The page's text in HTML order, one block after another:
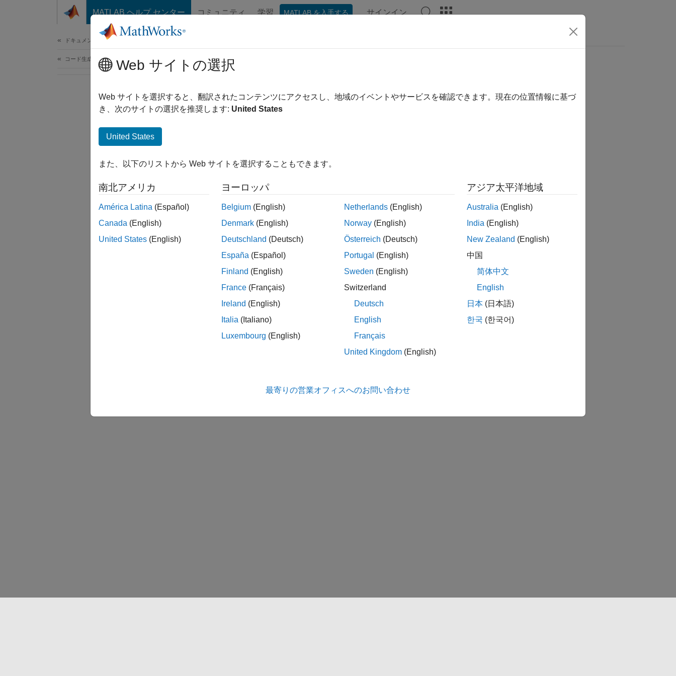
コンテンツへスキップ
MATLAB ヘルプ センター コミュニティ 学習 MATLAB を入手する サインイン
ドキュメンテーションのホーム
コード生成 Web サイトの選択
Web サイトを選択すると、翻訳されたコンテンツにアクセスし、地域のイベントやサービスを確認できます。現在の位置情報に基づ
き、次のサイトの選択を推奨します: United States
United States
また、以下のリストから Web サイトを選択することもできます。
南北アメリカ
América Latina (Español)
Canada (English)
United States (English)
ヨーロッパ
Belgium (English)
Denmark (English)
Deutschland (Deutsch)
España (Español)
Finland (English)
France (Français)
Ireland (English)
Italia (Italiano)
Luxembourg (English)
Netherlands (English)
Norway (English)
Österreich (Deutsch)
Portugal (English)
Sweden (English)
Switzerland
Deutsch
English
Français
United Kingdom (English)
アジア太平洋地域
Australia (English)
India (English)
New Zealand (English)
中国
简体中文
English
日本 (日本語)
한국 (한국어)
最寄りの営業オフィスへのお問い合わせ